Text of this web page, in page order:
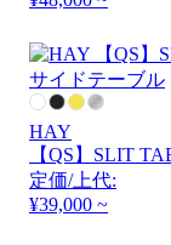
HAY
【QS】SLIT
定価/上代:
¥39,000 ~